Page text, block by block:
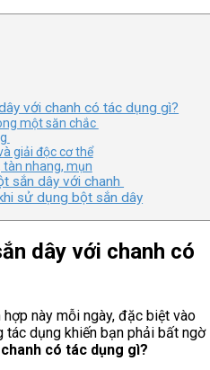
với chanh có tác dụng gì?
một săn chắc
giải độc cơ thể
tàn nhang, mụn
sắn dây với chanh
sử dụng bột sắn dây
dây với chanh có
này mỗi ngày, đặc biệt vào
dụng khiến bạn phải bất ngờ
có tác dụng gì?